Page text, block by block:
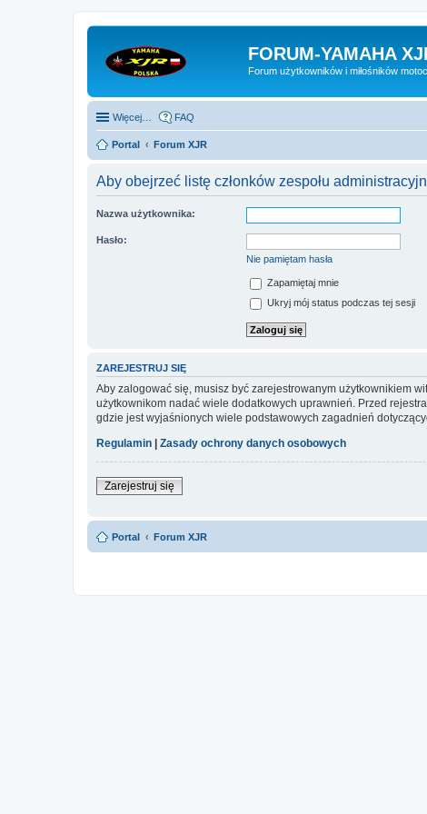
FORUM-YAMAHA
Forum użytkowników i miłośników
Więcej… FAQ
Portal Forum XJR
Aby obejrzeć listę członków zespołu
Nazwa użytkownika:
Hasło:
Nie pamiętam hasła
Zapamiętaj mnie
Ukryj mój status podczas tej sesji
ZAREJESTRUJ SIĘ
Aby zalogować się, musisz być zarejestrowanym użytkownikiem
użytkownikom nadać wiele dodatkowych uprawnień. Przed
gdzie jest wyjaśnionych wiele podstawowych zagadnień
Regulamin
Zasady ochrony danych osobowych
Zarejestruj się
Portal Forum XJR